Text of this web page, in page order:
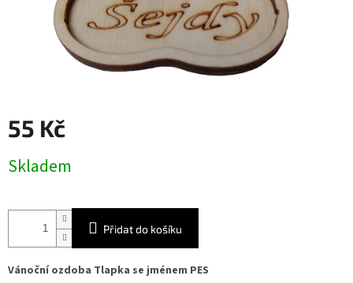
55 Kč
cena:
Skladem
Přidat do košíku
Vánoční ozdoba Tlapka se jménem PES